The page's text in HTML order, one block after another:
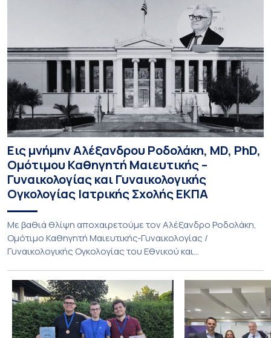
Εις μνήμην Αλέξανδρου Ροδολάκη, MD, PhD,
Ομότιμου Καθηγητή Μαιευτικής –
Γυναικολογίας και Γυναικολογικής
Ογκολογίας Ιατρικής Σχολής ΕΚΠΑ
Με βαθιά θλίψη αποχαιρετούμε τον Αλέξανδρο Ροδολάκη,
Ομότιμο Καθηγητή Μαιευτικής‑Γυναικολογίας /
Γυναικολογικής Ογκολογίας του Εθνικού και
Διευθυντή της Α’ Μαιευτικής και Γυναικολογικής Κλινικής,
στο Νοσοκομείο «Αλεξάνδρα». Η διαδρομή του υπήρξε
συνεχής και ανοδική μέσα στην ίδια Κλινική, την οποία
υπηρέτησε από κάθε θέση: Επιμελητής Β’ Ε.Σ.Υ.
(1997‑2002), Επίκουρος […]